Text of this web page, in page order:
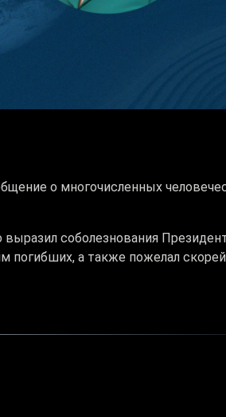
о многочисленных
выразил соболезнования
погибших, а также пожелал